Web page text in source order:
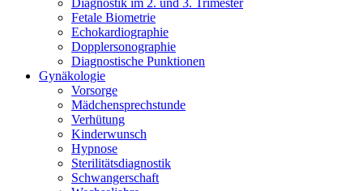
Diagnostik im 2. und 3. Trimester
Fetale Biometrie
Echokardiographie
Dopplersonographie
Diagnostische Punktionen
Gynäkologie
Vorsorge
Mädchensprechstunde
Verhütung
Kinderwunsch
Hypnose
Sterilitätsdiagnostik
Schwangerschaft